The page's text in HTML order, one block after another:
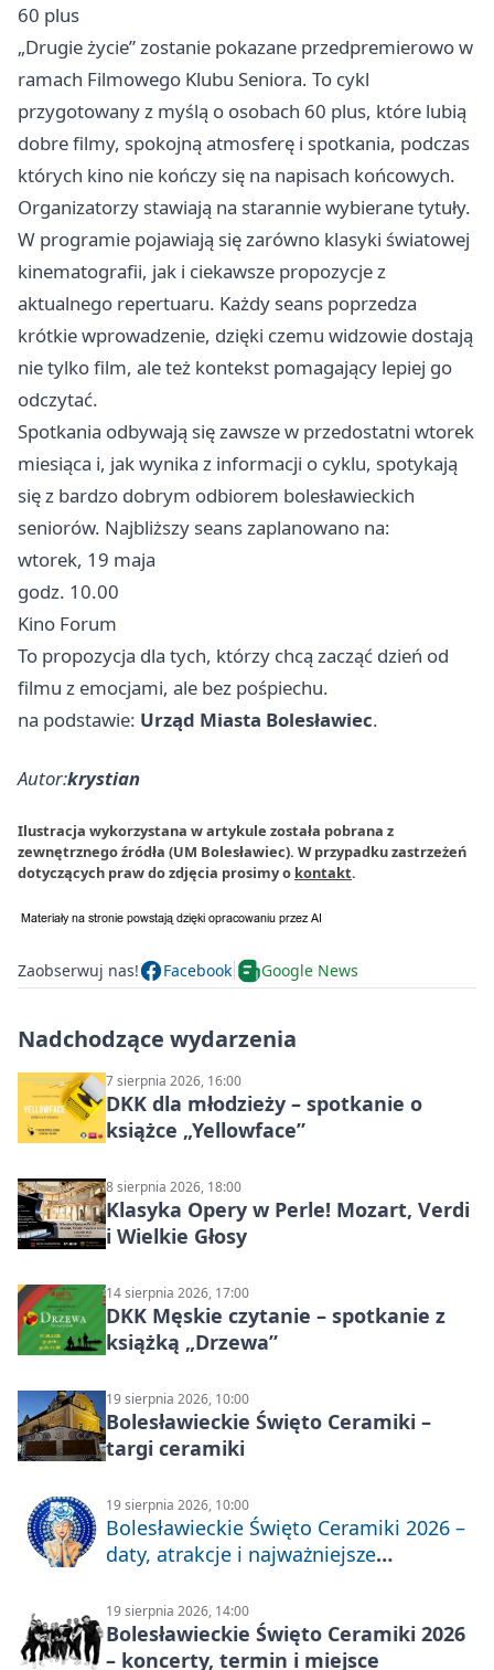
60 plus
„Drugie życie” zostanie pokazane przedpremierowo w
ramach Filmowego Klubu Seniora. To cykl
przygotowany z myślą o osobach 60 plus, które lubią
dobre filmy, spokojną atmosferę i spotkania, podczas
których kino nie kończy się na napisach końcowych.
Organizatorzy stawiają na starannie wybierane tytuły.
W programie pojawiają się zarówno klasyki światowej
kinematografii, jak i ciekawsze propozycje z
aktualnego repertuaru. Każdy seans poprzedza
krótkie wprowadzenie, dzięki czemu widzowie dostają
nie tylko film, ale też kontekst pomagający lepiej go
odczytać.
Spotkania odbywają się zawsze w przedostatni wtorek
miesiąca i, jak wynika z informacji o cyklu, spotykają
się z bardzo dobrym odbiorem bolesławieckich
seniorów. Najbliższy seans zaplanowano na:
wtorek, 19 maja
godz. 10.00
Kino Forum
To propozycja dla tych, którzy chcą zacząć dzień od
filmu z emocjami, ale bez pośpiechu.
na podstawie: Urząd Miasta Bolesławiec.
Autor:krystian
Ilustracja wykorzystana w artykule została pobrana z
zewnętrznego źródła (UM Bolesławiec). W przypadku zastrzeżeń
dotyczących praw do zdjęcia prosimy o kontakt.
Zaobserwuj nas! Facebook Google News
Nadchodzące wydarzenia
7 sierpnia 2026, 16:00
DKK dla młodzieży – spotkanie o
książce „Yellowface”
8 sierpnia 2026, 18:00
Klasyka Opery w Perle! Mozart, Verdi
i Wielkie Głosy
14 sierpnia 2026, 17:00
DKK Męskie czytanie – spotkanie z
książką „Drzewa”
19 sierpnia 2026, 10:00
Bolesławieckie Święto Ceramiki –
targi ceramiki
19 sierpnia 2026, 10:00
Bolesławieckie Święto Ceramiki 2026 –
daty, atrakcje i najważniejsze
19 sierpnia 2026, 14:00
Bolesławieckie Święto Ceramiki 2026
– koncerty, termin i miejsce